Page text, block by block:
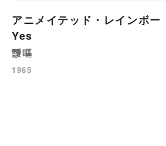
アニメイテッド・レインボー
Yes
靉嘔
1965